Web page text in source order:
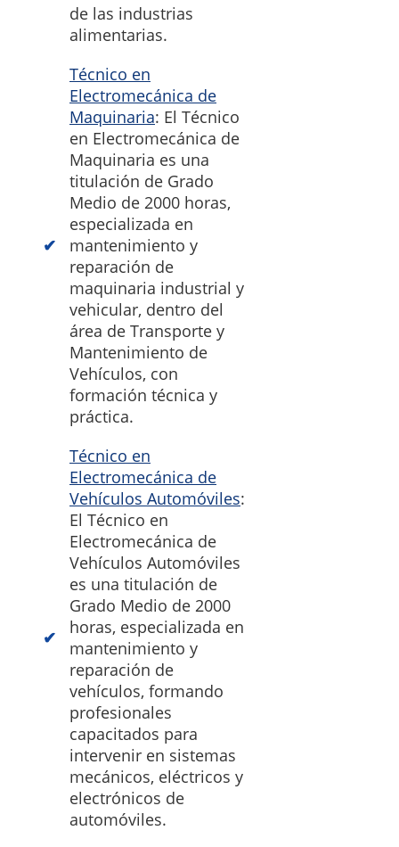
de las industrias
alimentarias.
Técnico en
Electromecánica de
Maquinaria: El Técnico
en Electromecánica de
Maquinaria es una
titulación de Grado
Medio de 2000 horas,
especializada en
mantenimiento y
reparación de
maquinaria industrial y
vehicular, dentro del
área de Transporte y
Mantenimiento de
Vehículos, con
formación técnica y
práctica.
Técnico en
Electromecánica de
Vehículos Automóviles:
El Técnico en
Electromecánica de
Vehículos Automóviles
es una titulación de
Grado Medio de 2000
horas, especializada en
mantenimiento y
reparación de
vehículos, formando
profesionales
capacitados para
intervenir en sistemas
mecánicos, eléctricos y
electrónicos de
automóviles.